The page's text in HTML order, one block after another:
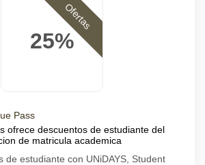
25%
Ofertas
Pass
ofrece descuentos de estudiante del
de matricula academica
de estudiante con UNiDAYS, Student